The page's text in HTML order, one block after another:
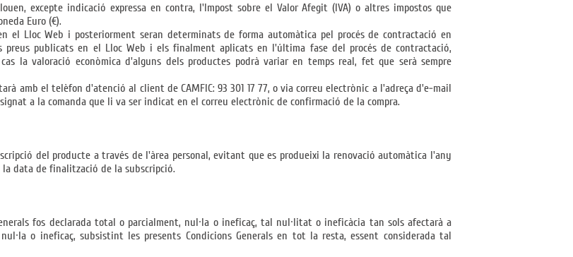
excepte indicació expressa en contra, l'Impost sobre el Valor Afegit (IVA) o altres impostos que
Euro (€).
el Lloc Web i posteriorment seran determinats de forma automàtica pel procés de contractació en
publicats en el Lloc Web i els finalment aplicats en l'última fase del procés de contractació,
la valoració econòmica d'alguns dels productes podrà variar en temps real, fet que serà sempre
amb el telèfon d'atenció al client de CAMFIC: 93 301 17 77, o via correu electrònic a l'adreça d'e-mail
a la comanda que li va ser indicat en el correu electrònic de confirmació de la compra.
del producte a través de l'àrea personal, evitant que es produeixi la renovació automàtica l'any
data de finalització de la subscripció.
fos declarada total o parcialment, nul·la o ineficaç, tal nul·litat o ineficàcia tan sols afectarà a
o ineficaç, subsistint les presents Condicions Generals en tot la resta, essent considerada tal